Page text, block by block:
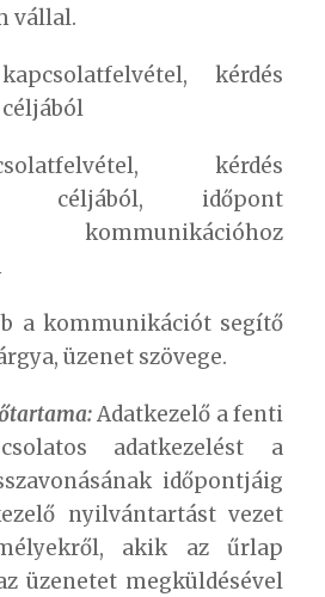
vállal.
kérdés
kérdés
céljából, időpont
kommunikációhoz
a kommunikációt segítő
üzenet szövege.
Adatkezelő a fenti
adatkezelést a
időpontjáig
nyilvántartást vezet
akik az űrlap
üzenetet megküldésével